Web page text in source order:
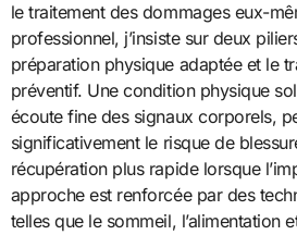
le traitement des dommages eux-
professionnel, j’insiste sur deux
préparation physique adaptée et le
préventif. Une condition physique
écoute fine des signaux corporels,
significativement le risque de
récupération plus rapide lorsque
approche est renforcée par des
telles que le sommeil, l’alimentation